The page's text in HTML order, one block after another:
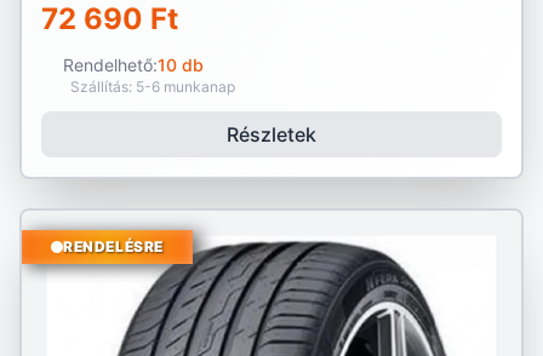
72 690 Ft
Rendelhető:10 db
Szállítás: 5-6 munkanap
Részletek
RENDELÉSRE